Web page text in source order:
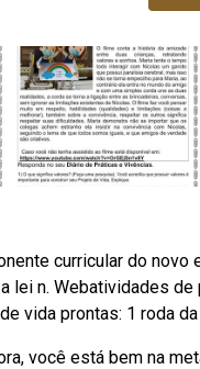
curricular do
lei n. Webatividades
vida prontas: 1 roda da
você está bem na